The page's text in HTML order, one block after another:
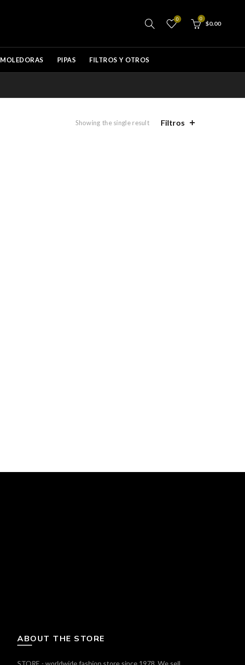
0 0
$0.00
MOLEDORAS PIPAS FILTROS Y OTROS
Showing the single result Filtros
ABOUT THE STORE
STORE - worldwide fashion store since 1978. We sell